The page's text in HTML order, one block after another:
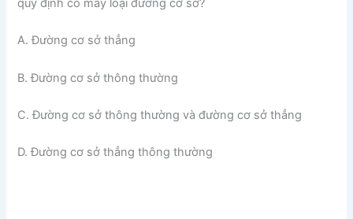
quy định có mấy loại đường cơ sở?
A. Đường cơ sở thẳng
B. Đường cơ sở thông thường
C. Đường cơ sở thông thường và đường cơ sở thẳng
D. Đường cơ sở thẳng thông thường